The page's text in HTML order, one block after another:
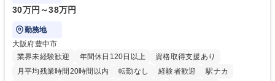
30万円～38万円
勤務地
大阪府豊中市
業界未経験歓迎
年間休日120日以上
資格取得支援あり
月平均残業時間20時間以内
転勤なし 経験者歓迎
駅ナカ